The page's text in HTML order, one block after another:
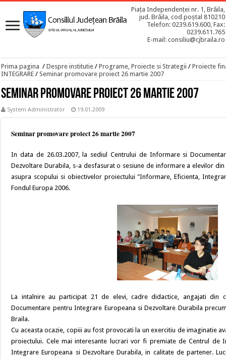
Piața Independenței nr. 1, Brăila,
jud. Brăila, cod poștal 810210
Telefon: 0239.619.600, Fax:
0239.611.765
E-mail: consiliu@cjbraila.ro
Prima pagina / Despre institutie / Programe, Proiecte si Strategii / Proiecte
INTEGRARE / Seminar promovare proiect 26 martie 2007
Seminar promovare proiect 26 martie 2007
System Administrator 19.01.2009
Seminar promovare proiect 26 martie 2007
In data de 26.03.2007, la sediul Centrului de Informare si
Dezvoltare Durabila, s-a desfasurat o sesiune de informare a elevilor
asupra scopului si obiectivelor proiectului "Informare, Eficienta,
Fondul Europa 2006.
La intalnire au participat 21 de elevi, cadre didactice, angajati din
Documentare pentru Integrare Europeana si Dezvoltare Durabila
Braila.
Cu aceasta ocazie, copiii au fost provocati la un exercitiu de imaginatie
proiectului. Cele mai interesante lucrari vor fi premiate de Centrul de
Integrare Europeana si Dezvoltare Durabila, in calitate de partener.